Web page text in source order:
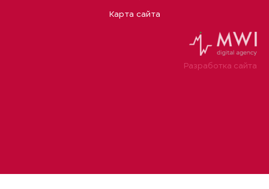
Карта сайта
Разработка сайта